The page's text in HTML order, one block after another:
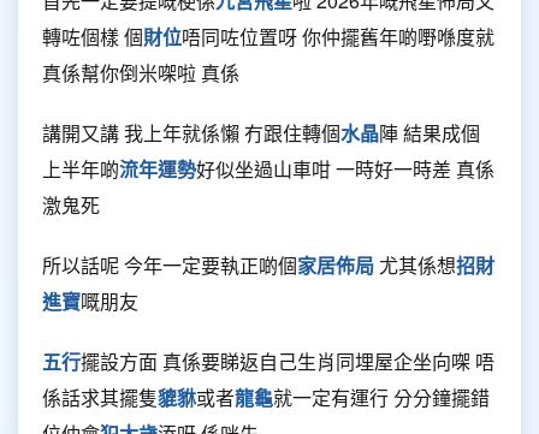
轉咗個樣 個財位唔同咗位置呀 你仲擺舊年啲嘢喺度就
真係幫你倒米㗎啦 真係
講開又講 我上年就係懶 冇跟住轉個水晶陣 結果成個
上半年啲流年運勢好似坐過山車咁 一時好一時差 真係
激鬼死
所以話呢 今年一定要執正啲個家居佈局尤其係想招財
進寶嘅朋友
五行擺設方面 真係要睇返自己生肖同埋屋企坐向㗎 唔
係話求其擺隻貔貅或者龍龜就一定有運行 分分鐘擺錯